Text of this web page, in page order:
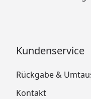
Kundenservice
Rückgabe &
Kontakt